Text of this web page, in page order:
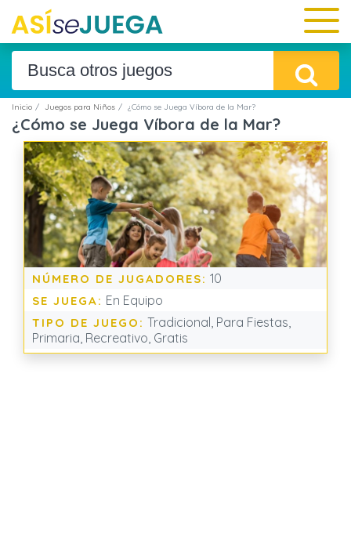
Inicio Juegos para Niños ¿Cómo se Juega Víbora de la Mar?
¿Cómo se Juega Víbora de la Mar?
NÚMERO DE JUGADORES: 10
SE JUEGA: En Equipo
TIPO DE JUEGO: Tradicional, Para Fiestas,
Primaria, Recreativo, Gratis